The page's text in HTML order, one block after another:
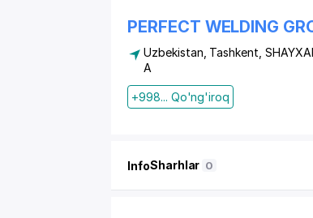
PERFECT WELDING
Uzbekistan, Tashkent,
A
+998... Qo'ng'iroq
InfoSharhlar 0